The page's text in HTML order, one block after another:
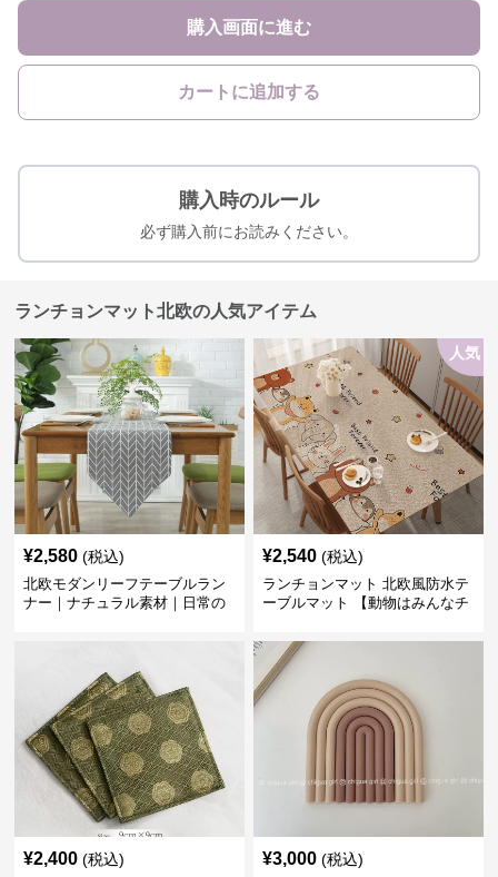
購入画面に進む
カートに追加する
購入時のルール
必ず購入前にお読みください。
ランチョンマット北欧の人気アイテム
¥2,580 (税込)
北欧モダンリーフテーブルラン
ナー｜ナチュラル素材｜日常の
人気
¥2,540 (税込)
ランチョンマット 北欧風防水テ
ーブルマット 【動物はみんなチ
¥2,400 (税込) ¥3,000 (税込)